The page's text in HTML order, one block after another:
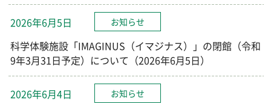
2026年6月5日 お知らせ
科学体験施設「IMAGINUS（イマジナス）」の閉館（令和
9年3月31日予定）について（2026年6月5日）
2026年6月4日 お知らせ